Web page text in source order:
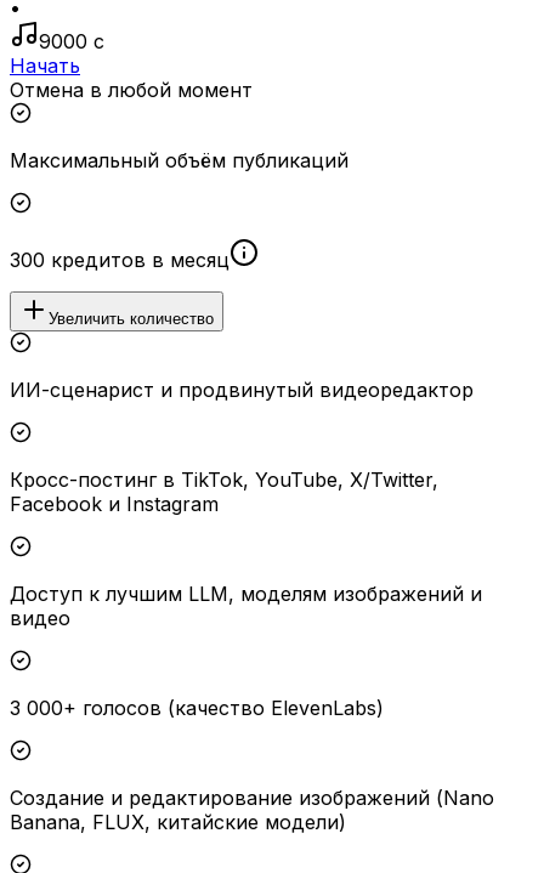
•
9000 с
Начать
Отмена в любой момент
Максимальный объём публикаций
300 кредитов в месяц
Увеличить количество
ИИ-сценарист и продвинутый видеоредактор
Кросс-постинг в TikTok, YouTube, X/Twitter,
Facebook и Instagram
Доступ к лучшим LLM, моделям изображений и
видео
3 000+ голосов (качество ElevenLabs)
Создание и редактирование изображений (Nano
Banana, FLUX, китайские модели)